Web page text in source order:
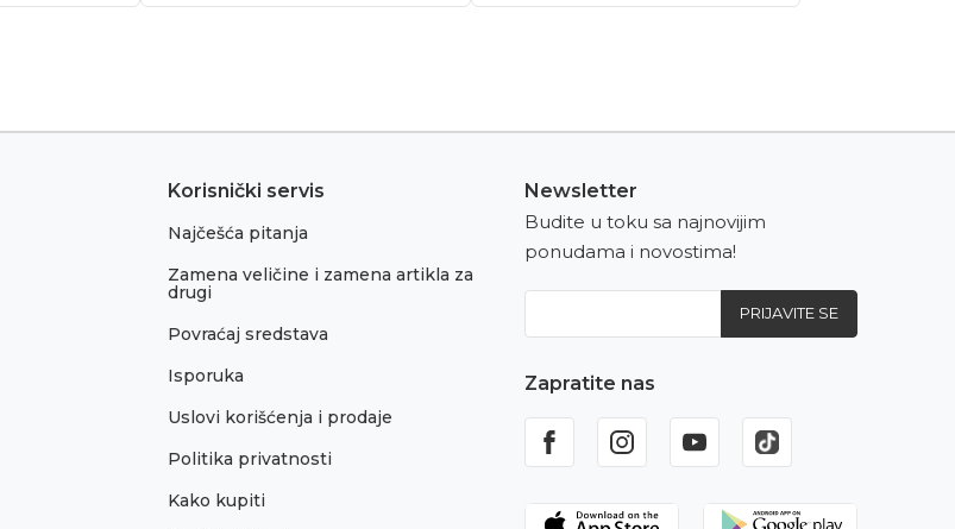
Korisnički servis
Najčešća pitanja
Zamena veličine i zamena artikla za
drugi
Povraćaj sredstava
Isporuka
Uslovi korišćenja i prodaje
Politika privatnosti
Kako kupiti
Newsletter
Budite u toku sa najnovijim
ponudama i novostima!
PRIJAVITE SE
Zapratite nas